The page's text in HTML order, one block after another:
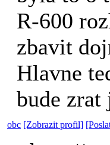
R-600
zbavit
Hlavne
bude
obc [Zobrazit profil]